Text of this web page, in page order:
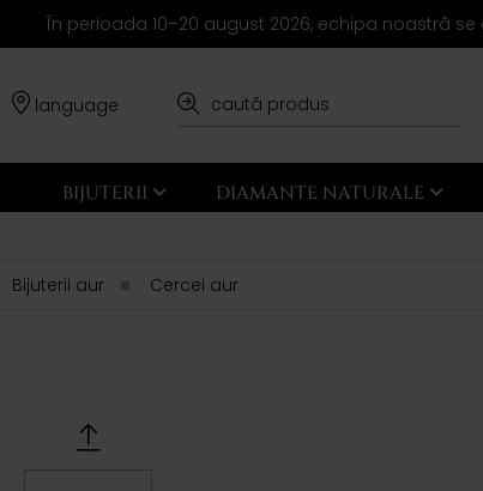
În perioada 10–20 august 2026, echipa noastră
language
BIJUTERII DIAMANTE NATURALE
Bijuterii aur Cercei aur